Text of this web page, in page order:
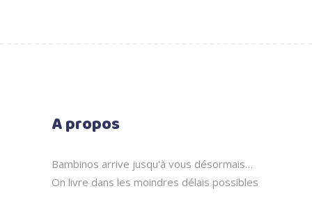
A propos
Bambinos arrive jusqu'à vous désormais…
On livre dans les moindres délais possibles